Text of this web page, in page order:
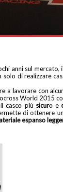
anni sul mercato,
di realizzare
lavorare con
World 2015
casco più sicuro e
di ottenere
espanso